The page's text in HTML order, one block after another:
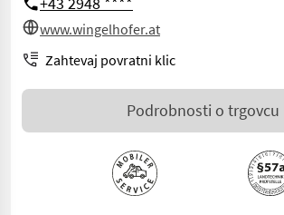
www.wingelhofer.at
Zahtevaj povratni klic
Podrobnosti o trgovcu